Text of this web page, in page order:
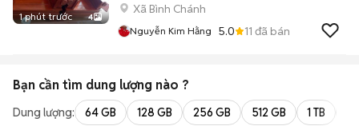
1 phút trước 4
Xã Bình Chánh
Nguyễn Kim Hằng 5.0 11 đã bán
Bạn cần tìm dung lượng nào ?
Dung lượng: 64 GB 128 GB 256 GB 512 GB 1 TB